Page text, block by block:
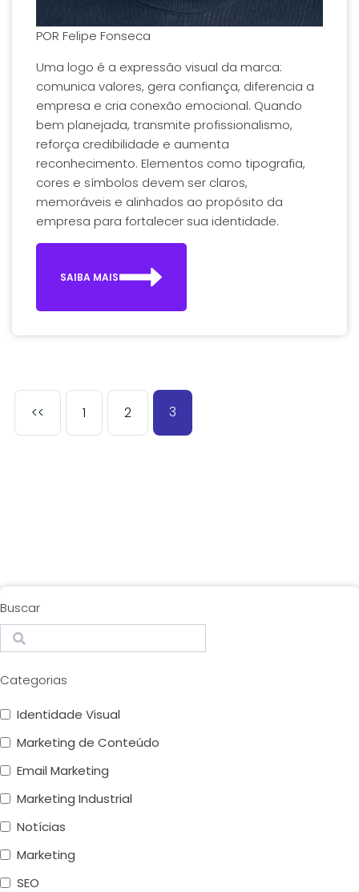
POR Felipe Fonseca
Uma logo é a expressão visual da marca:
comunica valores, gera confiança, diferencia a
empresa e cria conexão emocional. Quando
bem planejada, transmite profissionalismo,
reforça credibilidade e aumenta
reconhecimento. Elementos como tipografia,
cores e símbolos devem ser claros,
memoráveis e alinhados ao propósito da
empresa para fortalecer sua identidade.
SAIBA MAIS
<< 1 2 3
Buscar
Search
Categorias
Identidade Visual
Marketing de Conteúdo
Email Marketing
Marketing Industrial
Notícias
Marketing
SEO